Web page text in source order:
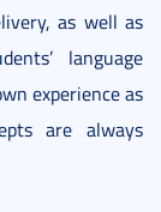
as well as
language
experience as
are always